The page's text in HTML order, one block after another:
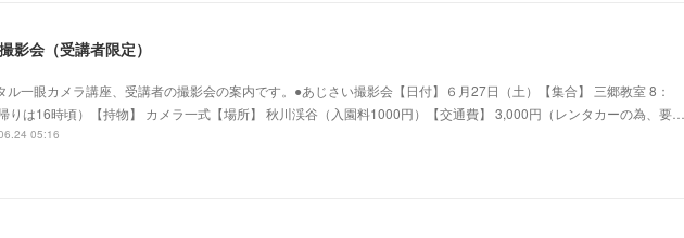
影会（受講者限定）
ル一眼カメラ講座、受講者の撮影会の案内です。●あじさい撮影会【日付】６月27日（土）【集合】 三郷教室 8：
りは16時頃）【持物】 カメラ一式【場所】 秋川渓谷（入園料1000円）【交通費】 3,000円（レンタカーの為、要…
05:16